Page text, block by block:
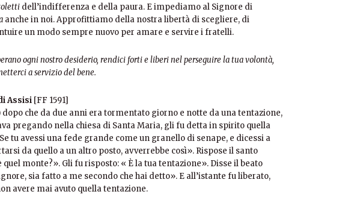
dell’indifferenza e della paura. E impediamo al Signore di
anche in noi. Approfittiamo della nostra libertà di scegliere, di
un modo sempre nuovo per amare e servire i fratelli.
ogni nostro desiderio, rendici forti e liberi nel perseguire la tua volontà,
a servizio del bene.
Assisi [FF 1591]
dopo che da due anni era tormentato giorno e notte da una tentazione,
pregando nella chiesa di Santa Maria, gli fu detta in spirito quella
tu avessi una fede grande come un granello di senape, e dicessi a
da quello a un altro posto, avverrebbe così». Rispose il santo
quel monte?». Gli fu risposto: « È la tua tentazione». Disse il beato
sia fatto a me secondo che hai detto». E all’istante fu liberato,
avere mai avuto quella tentazione.